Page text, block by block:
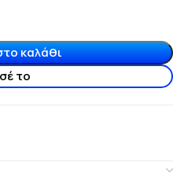
καλάθι
το